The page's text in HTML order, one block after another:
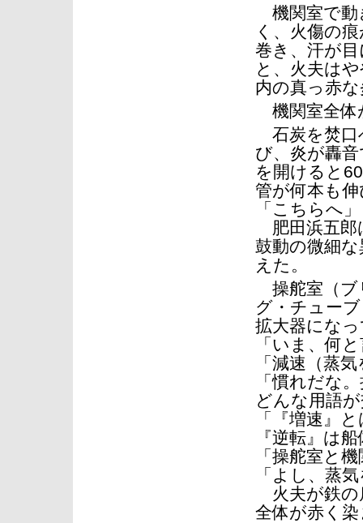
機関室で動
く、火傷の
巻き、汗が
と、火夫は
内の真っ赤
機関室全体
石炭を焚口
び、炎が轟
を開けると
管が何本も
「こちらへ」
肥田浜五郎
鼓動の微細
えた。
操舵室（ブ
グ・チュー
拡大器にな
「いま、何
「減速（蒸
「慣れだな
どんな用語
「『増速』
『逆転』は
「操舵室と
「よし、蒸
火夫が鉄の
全体が赤く